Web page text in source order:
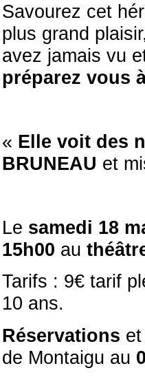
Savourez cet
plus grand
avez jamais vu
préparez vous
« Elle voit des
BRUNEAU et
Le samedi 18
15h00 au
Tarifs : 9€ tarif
10 ans.
Réservations
de Montaigu au